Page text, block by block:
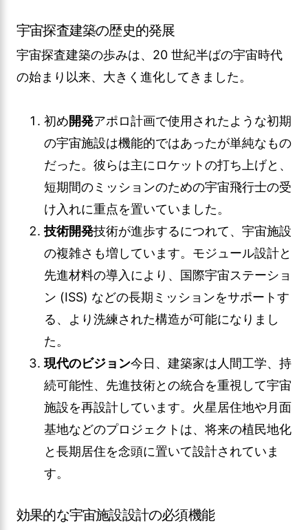
宇宙探査建築の歴史的発展
宇宙探査建築の歩みは、20 世紀半ばの宇宙時代
の始まり以来、大きく進化してきました。
初め開発アポロ計画で使用されたような初期
の宇宙施設は機能的ではあったが単純なもの
だった。彼らは主にロケットの打ち上げと、
短期間のミッションのための宇宙飛行士の受
け入れに重点を置いていました。
技術開発技術が進歩するにつれて、宇宙施設
の複雑さも増しています。モジュール設計と
先進材料の導入により、国際宇宙ステーショ
ン (ISS) などの長期ミッションをサポートす
る、より洗練された構造が可能になりまし
た。
現代のビジョン今日、建築家は人間工学、持
続可能性、先進技術との統合を重視して宇宙
施設を再設計しています。火星居住地や月面
基地などのプロジェクトは、将来の植民地化
と長期居住を念頭に置いて設計されていま
す。
効果的な宇宙施設設計の必須機能